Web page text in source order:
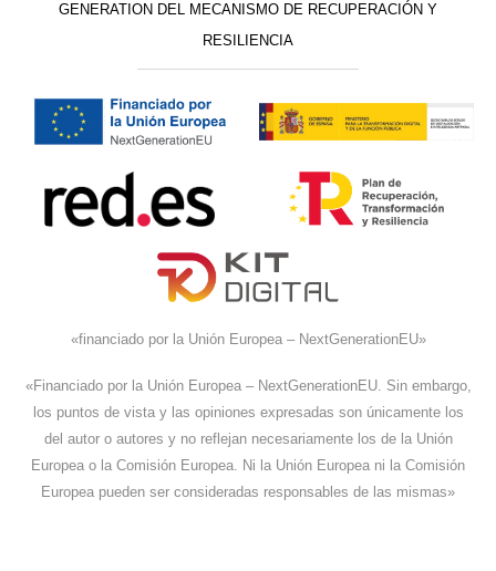
GENERATION DEL MECANISMO DE RECUPERACIÓN Y
RESILIENCIA
«financiado por la Unión Europea – NextGenerationEU»
«Financiado por la Unión Europea – NextGenerationEU. Sin embargo,
los puntos de vista y las opiniones expresadas son únicamente los
del autor o autores y no reflejan necesariamente los de la Unión
Europea o la Comisión Europea. Ni la Unión Europea ni la Comisión
Europea pueden ser consideradas responsables de las mismas»